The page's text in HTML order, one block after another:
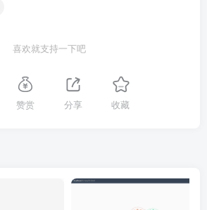
喜欢就支持一下吧
赞赏 分享 收藏